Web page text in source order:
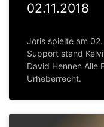
02.11.2018
Joris spielte am
Support stand
David Hennen Alle
Urheberrecht.